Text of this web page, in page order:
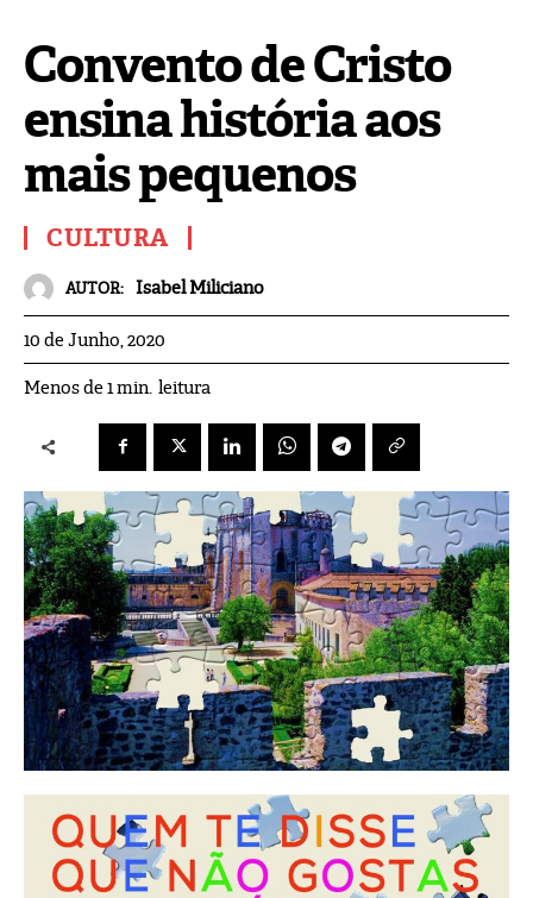
Convento de Cristo
ensina história aos
mais pequenos
CULTURA
AUTOR: Isabel Miliciano
10 de Junho, 2020
Menos de 1min. leitura